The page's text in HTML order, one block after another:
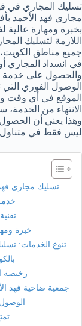
تسليك المجاري في
مجاري فهد الأحمد
بخبرة ومهارة عالية
اللازمة لتسليك
جميع مناطق
في انسداد المجاري
والحصول على خدمة
الوصول الفوري
الموقع في أي وقت
الانتهاء من
وهذا يعني أن
ليس فقط في متناول
1. تسليك مجاري
2. خدمة 24 ساعة: لا يوجد
3.
4. خبرة
5. تنوع الخدمات:
6.
7.
8. جمعية ضاحية فهد
9.
10. تمتع بخصومات: بأفضل الأسعار لعملائها.